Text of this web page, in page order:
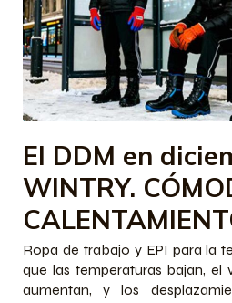
El DDM en
WINTRY.
Ropa de trabajo y EPI para la
que las temperaturas bajan, el
aumentan, y los